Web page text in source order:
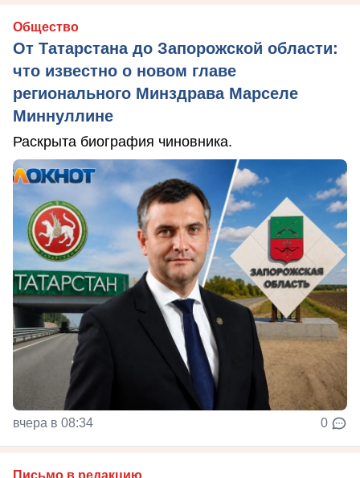
Общество
От Татарстана до Запорожской области:
что известно о новом главе
регионального Минздрава Марселе
Миннуллине
Раскрыта биография чиновника.
вчера в 08:34 0